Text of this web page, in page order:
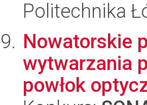
Politechnika
Nowatorskie
wytwarzania
powłok